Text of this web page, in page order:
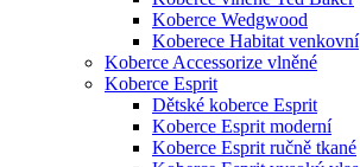
Koberce Wedgwood
Koberece Habitat venkovní
Koberce Accessorize vlněné
Koberce Esprit
Dětské koberce Esprit
Koberce Esprit moderní
Koberce Esprit ručně tkané